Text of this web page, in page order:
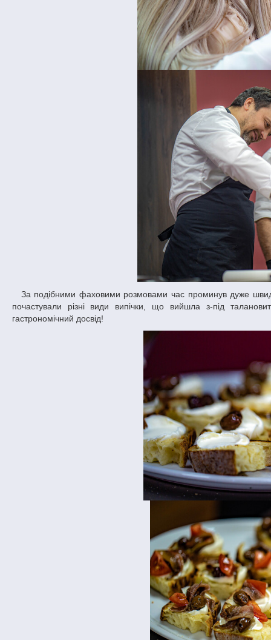
За подібними фаховими розмовами час проминув дуже швидко і от настала черга найцікавішого – дегустації виробів! Студенти залюбки
почастували різні види випічки, що вийшла з-під
гастрономічний досвід!